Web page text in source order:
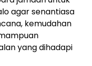
agar senantiasa
kemudahan
yang dihadapi